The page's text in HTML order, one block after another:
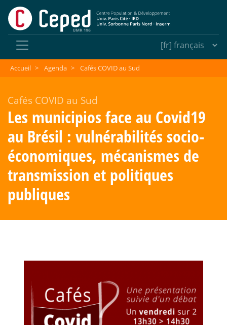
Accueil > Agenda > Cafés COVID au Sud
Cafés COVID au Sud
Les municipios face au Covid19
au Brésil : vulnérabilités socio-
économiques, mécanismes de
transmission et politiques
publiques